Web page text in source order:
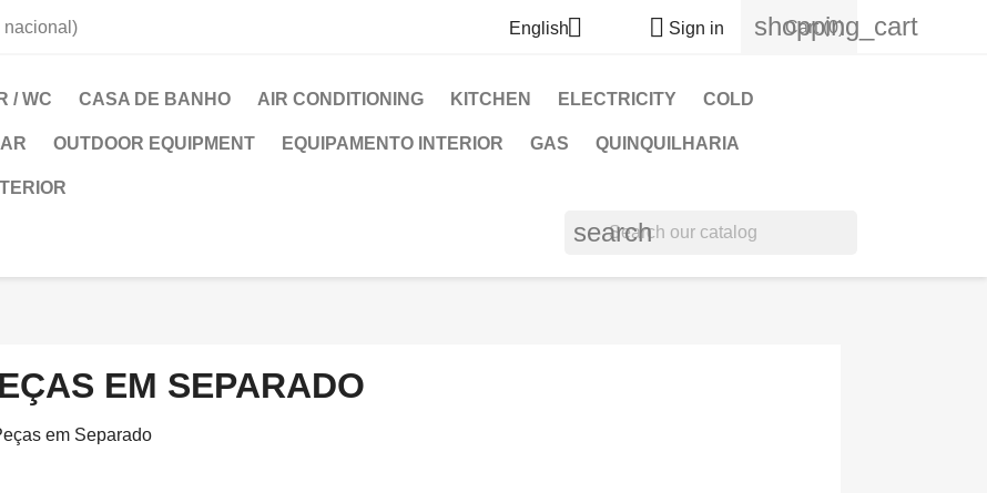
nacional) English  Sign in shopping_cart
Cart (0)
/ WC CASA DE BANHO AIR CONDITIONING KITCHEN ELECTRICITY COLD
OUTDOOR EQUIPMENT EQUIPAMENTO INTERIOR GAS QUINQUILHARIA
search
EM SEPARADO